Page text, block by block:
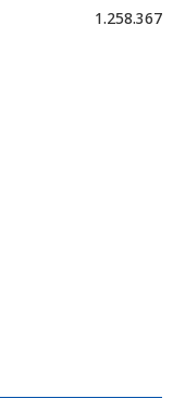
1.258.367